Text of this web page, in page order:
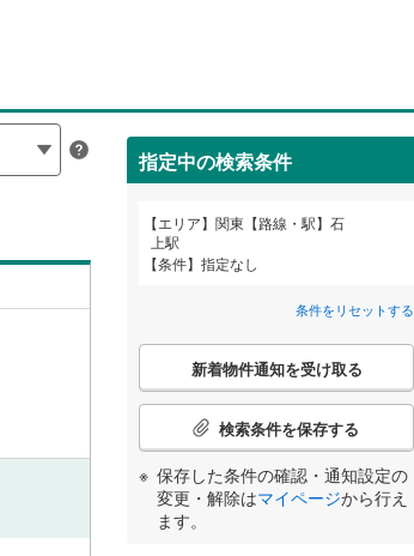
指定中の検索条件
エリア
関東【路線・駅】石
上駅
条件
指定なし
条件をリセットする
こ
検
条
件
新着物件通知を受け取る
検索条件を保存する
保存した条件の確認・通知設定の
変更・解除はマイページから行え
ます。
鹿児島 沖縄
久留里線(5)
山手線 (2,092)
武蔵野線(680)
青梅線(187)
小海線(5)
(1,557)
身延線(26)
山形新幹線
バイク置き場（11）
防犯カメラ（4）
2階以上（14）
最上階（2）
る
る